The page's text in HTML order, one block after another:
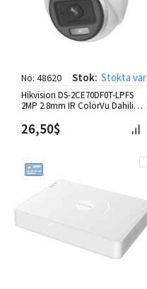
No: 48620 Stok: Stokta var
Hikvision DS-2CE70DF0T-LPFS
2MP 2.8mm IR ColorVu Dahili
26,50$